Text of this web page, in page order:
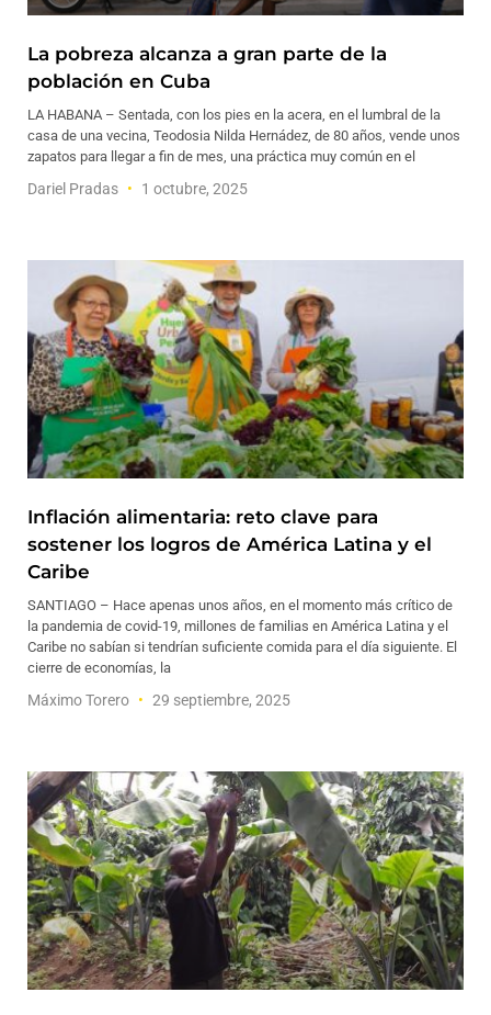
La pobreza alcanza a gran parte de la
población en Cuba
LA HABANA – Sentada, con los pies en la acera, en el lumbral de la
casa de una vecina, Teodosia Nilda Hernádez, de 80 años, vende unos
zapatos para llegar a fin de mes, una práctica muy común en el
Dariel Pradas 1 octubre, 2025
Inflación alimentaria: reto clave para
sostener los logros de América Latina y el
Caribe
SANTIAGO – Hace apenas unos años, en el momento más crítico de
la pandemia de covid-19, millones de familias en América Latina y el
Caribe no sabían si tendrían suficiente comida para el día siguiente. El
cierre de economías, la
Máximo Torero 29 septiembre, 2025